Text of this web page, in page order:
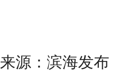
来源：滨海发布